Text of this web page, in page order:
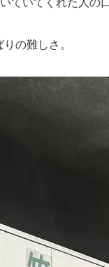
の難しさ。